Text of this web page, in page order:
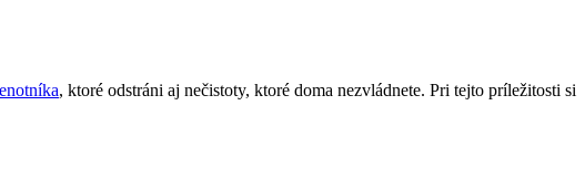
, ktoré odstráni aj nečistoty, ktoré doma nezvládnete. Pri tejto príležitosti si